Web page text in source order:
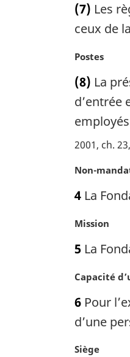
e
g
i
a
e
t
e
a
g
i
a
l
:
(7) Les
ceux de
N
t
e
a
r
i
a
e
Postes
(8) La
d’entrée
2001, ch.
N
t
m
r
i
n
a
l
:
Non-
4 La
N
t
m
r
g
n
Mission
5 La
N
t
e
a
Capacité
6 Pour
d’une
N
Siège